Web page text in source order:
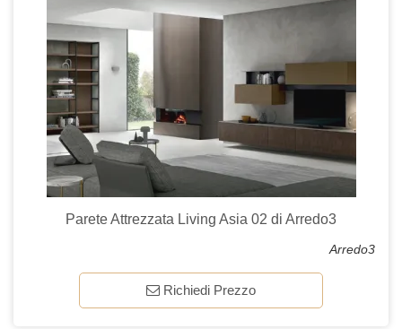
Parete Attrezzata Living Asia 02 di Arredo3
Arredo3
Richiedi Prezzo